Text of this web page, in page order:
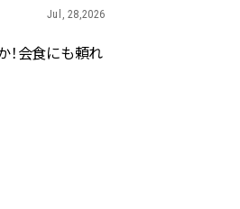
Jul, 28,2026
！会食にも頼れング22選｜20〜30代カップルの